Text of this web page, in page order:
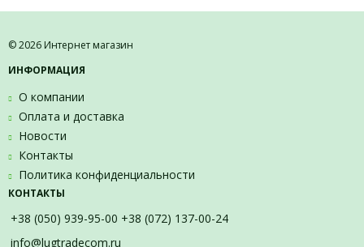
© 2026 Интернет магазин
ИНФОРМАЦИЯ
О компании
Оплата и доставка
Новости
Контакты
Политика конфиденциальности
КОНТАКТЫ
+38 (050) 939-95-00 +38 (072) 137-00-24
info@lugtradecom.ru